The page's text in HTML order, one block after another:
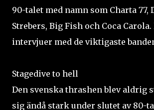
90-talet med namn som Charta 77,
Strebers, Big Fish och Coca
intervjuer med de viktigaste
Stagedive to hell
Den svenska thrashen blev aldrig
sig ändå stark under slutet av 80-